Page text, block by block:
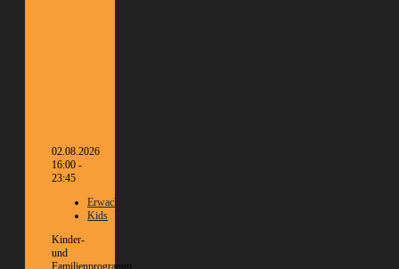
02.08.2026
16:00 -
23:45
Erwachsene
Kids
Kinder-
und
Familienprogramm